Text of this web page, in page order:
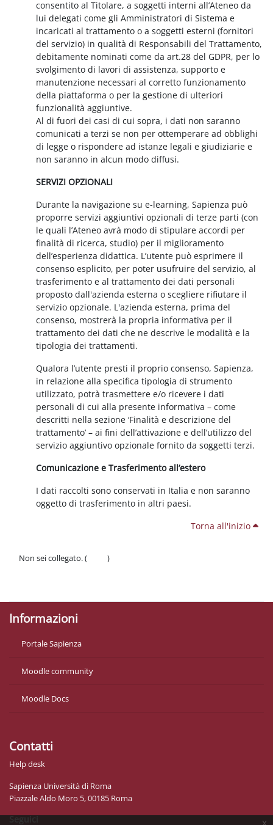
x
consentito al Titolare, a soggetti interni all’Ateneo da
lui delegati come gli Amministratori di Sistema e
incaricati al trattamento o a soggetti esterni (fornitori
del servizio) in qualità di Responsabili del Trattamento,
debitamente nominati come da art.28 del GDPR, per lo
svolgimento di lavori di assistenza, supporto e
manutenzione necessari al corretto funzionamento
della piattaforma o per la gestione di ulteriori
funzionalità aggiuntive.
Al di fuori dei casi di cui sopra, i dati non saranno
comunicati a terzi se non per ottemperare ad obblighi
di legge o rispondere ad istanze legali e giudiziarie e
non saranno in alcun modo diffusi.
SERVIZI OPZIONALI
Durante la navigazione su e-learning, Sapienza può
proporre servizi aggiuntivi opzionali di terze parti (con
le quali l’Ateneo avrà modo di stipulare accordi per
finalità di ricerca, studio) per il miglioramento
dell’esperienza didattica. L’utente può esprimere il
consenso esplicito, per poter usufruire del servizio, al
trasferimento e al trattamento dei dati personali
proposto dall'azienda esterna o scegliere rifiutare il
servizio opzionale. L'azienda esterna, prima del
consenso, mostrerà la propria informativa per il
trattamento dei dati che ne descrive le modalità e la
tipologia dei trattamenti.
Qualora l’utente presti il proprio consenso, Sapienza,
in relazione alla specifica tipologia di strumento
utilizzato, potrà trasmettere e/o ricevere i dati
personali di cui alla presente informativa – come
descritti nella sezione ‘Finalità e descrizione del
trattamento’ – ai fini dell’attivazione e dell’utilizzo del
servizio aggiuntivo opzionale fornito da soggetti terzi.
Comunicazione e Trasferimento all’estero
I dati raccolti sono conservati in Italia e non saranno
oggetto di trasferimento in altri paesi.
Torna all'inizio
Non sei collegato. (
)
Informazioni
Portale Sapienza
Moodle community
Moodle Docs
Contatti
Help desk
Sapienza Università di Roma
Piazzale Aldo Moro 5, 00185 Roma
Seguici